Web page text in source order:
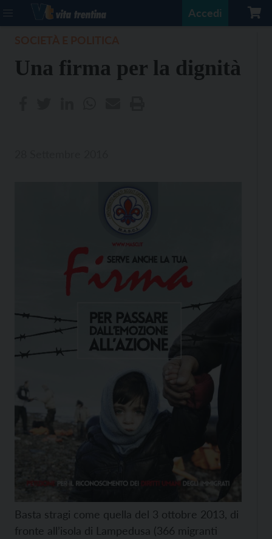
Accedi
Una firma per la dignità
Basta stragi come quella del 3 ottobre 2013, di
fronte all’isola di Lampedusa (366 migranti